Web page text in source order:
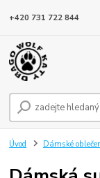
+420 731 722 844
Úvod Dámské